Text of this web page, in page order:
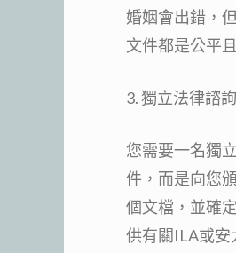
婚姻會出錯，
文件都是公平
3. 獨立法律諮
您需要一名獨
件，而是向您
個文檔，並確定
供有關ILA或安